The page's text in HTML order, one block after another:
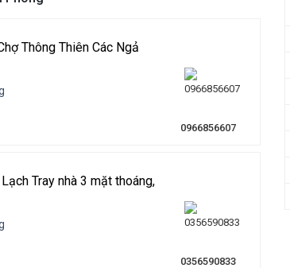
Thông Thiên Các Ngả
0966856607
Tray nhà 3 mặt thoáng,
0356590833